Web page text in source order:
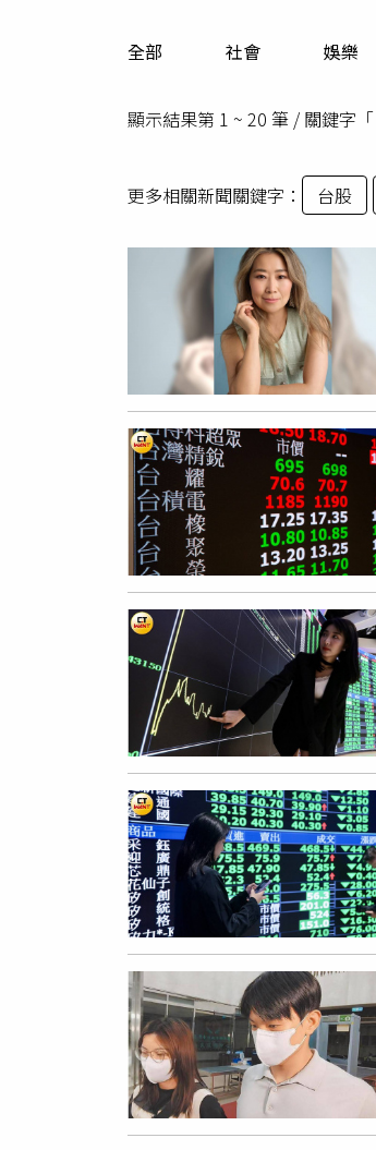
全部 社會 娛樂
顯示結果第 1 ~ 20 筆 / 關鍵字「
更多相關新聞關鍵字： 台股